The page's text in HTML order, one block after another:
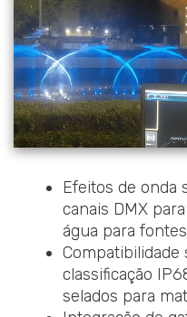
Efeitos de onda
canais DMX
água para
Compatibilidade
classificação
selados para